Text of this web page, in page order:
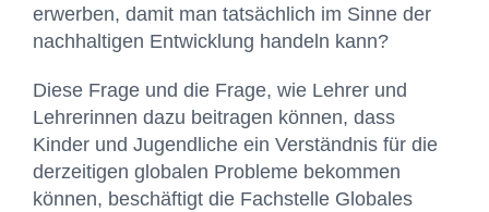
erwerben, damit man tatsächlich im Sinne der
nachhaltigen Entwicklung handeln kann?
Diese Frage und die Frage, wie Lehrer und
Lehrerinnen dazu beitragen können, dass
Kinder und Jugendliche ein Verständnis für die
derzeitigen globalen Probleme bekommen
können, beschäftigt die Fachstelle Globales